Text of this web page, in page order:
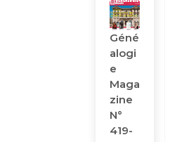
Géné
Alogi
E
Maga
Zine
N°
419-